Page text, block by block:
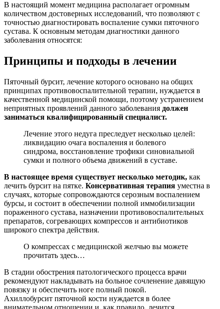
В настоящий момент медицина располагает огромным
количеством достоверных исследований, что позволяют с
точностью диагностировать воспаление сумки пяточного
сустава. К основным методам диагностики данного
заболевания относятся:
Принципы и подходы в лечении
Пяточный бурсит, лечение которого основано на общих
принципах противовоспалительной терапии, нуждается в
качественной медицинской помощи, поэтому устранением
неприятных проявлений данного заболевания должен
заниматься квалифицированный специалист.
Лечение этого недуга преследует несколько целей:
ликвидацию очага воспаления и болевого
синдрома, восстановление трофики синовиальной
сумки и полного объема движений в суставе.
В настоящее время существует несколько методик, как
лечить бурсит на пятке. Консервативная терапия уместна в
случаях, которые сопровождаются серозным воспалением
бурсы, и состоит в обеспечении полной иммобилизации
пораженного сустава, назначении противовоспалительных
препаратов, согревающих компрессов и антибиотиков
широкого спектра действия.
О компрессах с медицинской желчью вы можете
прочитать здесь…
В стадии обострения патологического процесса врачи
рекомендуют накладывать на больное сочленение давящую
повязку и обеспечить ноге полный покой.
Ахиллобурсит пяточной кости нуждается в более
внимательном отношении и, как правило, лечится